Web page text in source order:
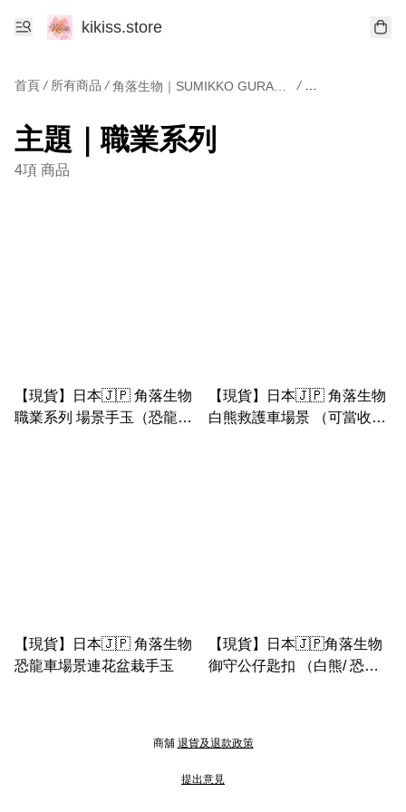
kikiss.store
首頁 / 所有商品 / / 主題｜職業系列
主題｜職業系列
4項 商品
【現貨】日本🇯🇵 角落生物
職業系列 場景手玉（恐龍&
【現貨】日本🇯🇵 角落生物
白熊救護車場景 （可當收納
【現貨】日本🇯🇵 角落生物
恐龍車場景連花盆栽手玉
【現貨】日本🇯🇵角落生物
御守公仔匙扣 （白熊/ 恐龍/
商舖 退貨及退款政策
提出意見